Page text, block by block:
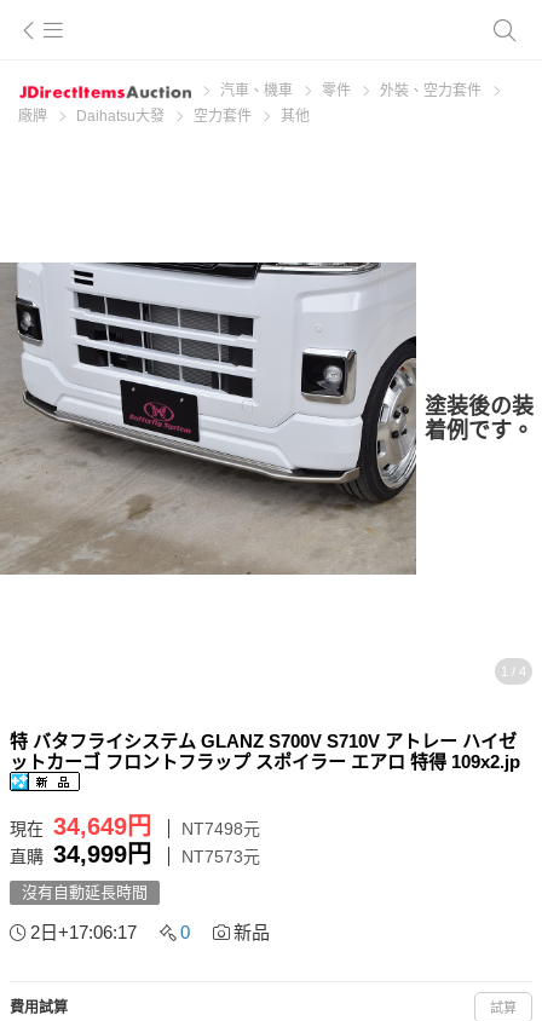
汽車、機車 零件
外裝、空力套件
廠牌
Daihatsu大發 空力套件 其他
1 / 4
塗装後の装
着例です。
特 バタフライシステム GLANZ S700V S710V アトレー ハイゼ
ットカーゴ フロントフラップ スポイラー エアロ 特得 109x2.jp
現在 34,649円
NT7498元
直購 34,999円 NT7573元
沒有自動延長時間
2日+17:06:16 0 新品
費用試算 試算